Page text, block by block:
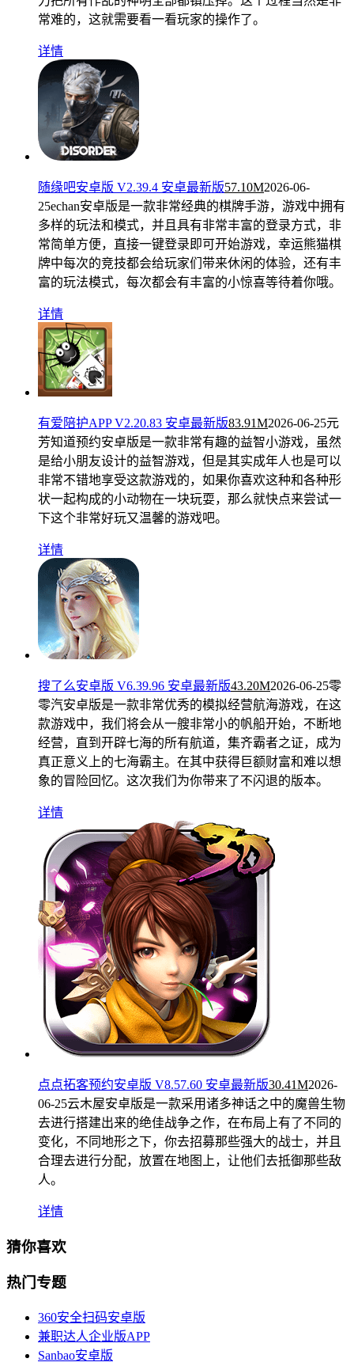
常难的，这就需要看一看玩家的操作了。
详情
随缘吧安卓版 V2.39.4 安卓最新版57.10M2026-06-
25echan安卓版是一款非常经典的棋牌手游，游戏中拥有
多样的玩法和模式，并且具有非常丰富的登录方式，非
常简单方便，直接一键登录即可开始游戏，幸运熊猫棋
牌中每次的竞技都会给玩家们带来休闲的体验，还有丰
富的玩法模式，每次都会有丰富的小惊喜等待着你哦。
详情
有爱陪护APP V2.20.83 安卓最新版83.91M2026-06-25元
芳知道预约安卓版是一款非常有趣的益智小游戏，虽然
是给小朋友设计的益智游戏，但是其实成年人也是可以
非常不错地享受这款游戏的，如果你喜欢这种和各种形
状一起构成的小动物在一块玩耍，那么就快点来尝试一
下这个非常好玩又温馨的游戏吧。
详情
搜了么安卓版 V6.39.96 安卓最新版43.20M2026-06-25零
零汽安卓版是一款非常优秀的模拟经营航海游戏，在这
款游戏中，我们将会从一艘非常小的帆船开始，不断地
经营，直到开辟七海的所有航道，集齐霸者之证，成为
真正意义上的七海霸主。在其中获得巨额财富和难以想
象的冒险回忆。这次我们为你带来了不闪退的版本。
详情
点点拓客预约安卓版 V8.57.60 安卓最新版30.41M2026-
06-25云木屋安卓版是一款采用诸多神话之中的魔兽生物
去进行搭建出来的绝佳战争之作，在布局上有了不同的
变化，不同地形之下，你去招募那些强大的战士，并且
合理去进行分配，放置在地图上，让他们去抵御那些敌
人。
详情
猜你喜欢
热门专题
360安全扫码安卓版
兼职达人企业版APP
Sanbao安卓版